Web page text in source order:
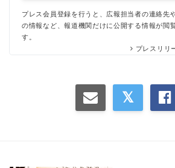
プレス会員登録を行うと、広報担当者の連絡先
の情報など、報道機関だけに公開する情報が閲
す。
プレスリリ